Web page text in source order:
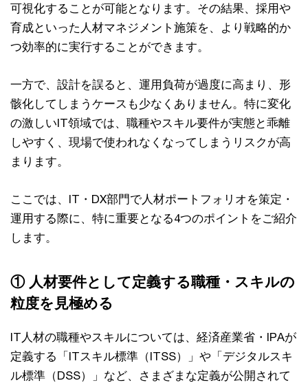
可視化することが可能となります。その結果、採用や
育成といった人材マネジメント施策を、より戦略的か
つ効率的に実行することができます。
一方で、設計を誤ると、運用負荷が過度に高まり、形
骸化してしまうケースも少なくありません。特に変化
の激しいIT領域では、職種やスキル要件が実態と乖離
しやすく、現場で使われなくなってしまうリスクが高
まります。
ここでは、IT・DX部門で人材ポートフォリオを策定・
運用する際に、特に重要となる4つのポイントをご紹介
します。
① 人材要件として定義する職種・スキルの
粒度を見極める
IT人材の職種やスキルについては、経済産業省・IPAが
定義する「ITスキル標準（ITSS）」や「デジタルスキ
ル標準（DSS）」など、さまざまな定義が公開されて